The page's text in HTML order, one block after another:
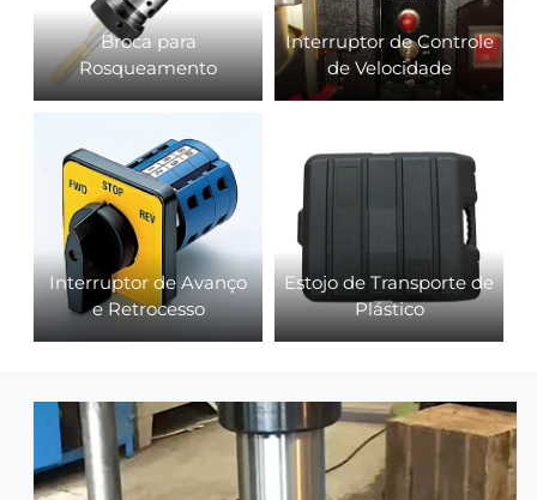
Broca para
Rosqueamento
Interruptor de Controle
de Velocidade
Interruptor de Avanço
e Retrocesso
Estojo de Transporte de
Plástico